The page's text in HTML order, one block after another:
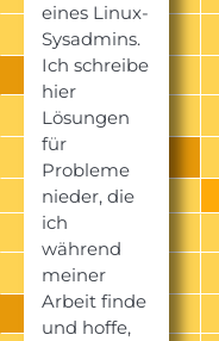
eines Linux-
Sysadmins.
Ich schreibe
hier
Lösungen
für
Probleme
nieder, die
ich
während
meiner
Arbeit finde
und hoffe,